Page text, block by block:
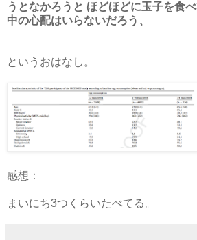
うとなかろうと ほどほどに玉子を食
中の心配はいらないだろう、
というおはなし。
感想：
まいにち3つくらいたべてる。